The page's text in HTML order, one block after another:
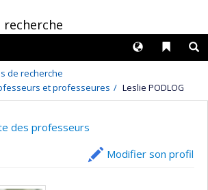
recherche
Liens
Langues
de recherche
et professeures
Leslie PODLOG
des professeurs
Modifier son profil